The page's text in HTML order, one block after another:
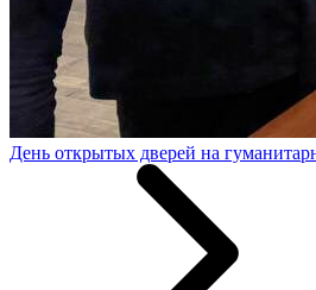
День открытых дверей на